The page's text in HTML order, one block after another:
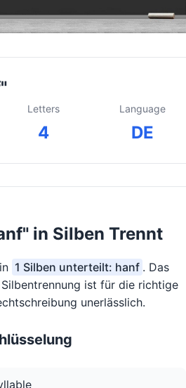
Letters
4
Language
DE
in Silben Trennt
1 Silben unterteilt: hanf . Das
ist für die richtige
unerlässlich.